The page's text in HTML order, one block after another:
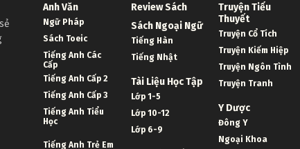
Anh Văn
Ngữ Pháp
Sách Toeic
Tiếng Anh Các
Cấp
Tiếng Anh Cấp 2
Tiếng Anh Cấp 3
Tiếng Anh Tiểu
Học
Tiếng Anh Trẻ Em
Review Sách
Sách Ngoại Ngữ
Tiếng Hàn
Tiếng Nhật
Tài Liệu Học Tập
Lớp 1-5
Lớp 10-12
Lớp 6-9
Truyện Tiểu
Thuyết
Truyện Cổ Tích
Truyện Kiếm Hiệp
Truyện Ngôn Tình
Truyện Tranh
Y Dược
Đông Y
Ngoại Khoa